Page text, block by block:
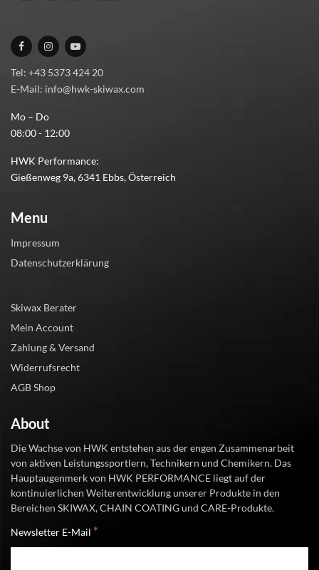
Tel: +43 5373 424 20
E-Mail: info@hwk-skiwax.com
Mo – Do
08:00 - 12:00
HWK Performance:
Gießenweg 9a, 6341 Ebbs, Österreich
Menu
Impressum
Datenschutzerklärung
Skiwax Berater
Mein Account
Zahlung & Versand
Widerrufsrecht
AGB Shop
About
Die Wachse von HWK entstehen aus der engen Zusammenarbeit
von aktiven Leistungssportlern, Technikern und Chemikern. Das
Hauptaugenmerk von HWK PERFORMANCE liegt auf der
kontinuierlichen Weiterentwicklung unserer Produkte in den
Bereichen SKIWAX, CHAIN COATING und CARE-Produkte.
Newsletter E-Mail *